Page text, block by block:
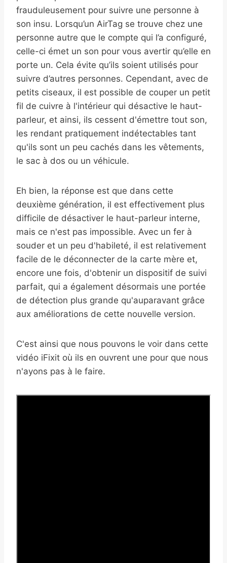
frauduleusement pour suivre une personne à
son insu. Lorsqu’un AirTag se trouve chez une
personne autre que le compte qui l’a configuré,
celle-ci émet un son pour vous avertir qu’elle en
porte un. Cela évite qu’ils soient utilisés pour
suivre d’autres personnes. Cependant, avec de
petits ciseaux, il est possible de couper un petit
fil de cuivre à l'intérieur qui désactive le haut-
parleur, et ainsi, ils cessent d'émettre tout son,
les rendant pratiquement indétectables tant
qu'ils sont un peu cachés dans les vêtements,
le sac à dos ou un véhicule.
Eh bien, la réponse est que dans cette
deuxième génération, il est effectivement plus
difficile de désactiver le haut-parleur interne,
mais ce n'est pas impossible. Avec un fer à
souder et un peu d'habileté, il est relativement
facile de le déconnecter de la carte mère et,
encore une fois, d'obtenir un dispositif de suivi
parfait, qui a également désormais une portée
de détection plus grande qu'auparavant grâce
aux améliorations de cette nouvelle version.
C'est ainsi que nous pouvons le voir dans cette
vidéo iFixit où ils en ouvrent une pour que nous
n'ayons pas à le faire.